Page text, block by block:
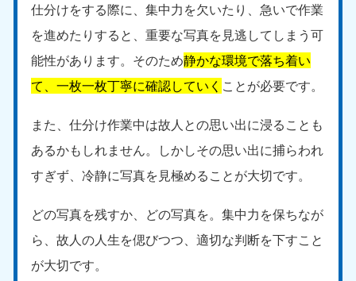
仕分けをする際に、集中力を欠いたり、急いで作業
を進めたりすると、重要な写真を見逃してしまう可
能性があります。そのため静かな環境で落ち着い
て、一枚一枚丁寧に確認していく ことが必要です。
また、仕分け作業中は故人との思い出に浸ることも
あるかもしれません。しかしその思い出に捕らわれ
すぎず、冷静に写真を見極めることが大切です。
どの写真を残すか、どの写真を。集中力を保ちなが
ら、故人の人生を偲びつつ、適切な判断を下すこと
が大切です。